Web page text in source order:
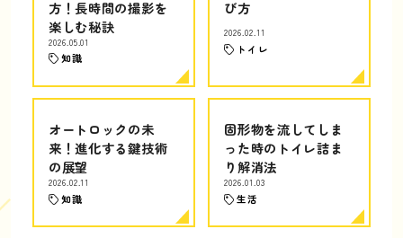
方！長時間の撮影を
楽しむ秘訣
2026.05.01
知識
び方
2026.02.11
トイレ
オートロックの未
来！進化する鍵技術
の展望
2026.02.11
知識
固形物を流してしま
った時のトイレ詰ま
り解消法
2026.01.03
生活